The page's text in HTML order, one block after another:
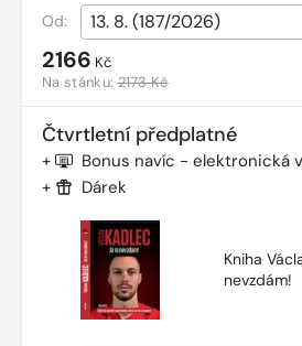
Od:
2166 Kč
Na stánku:2173 Kč
Čtvrtletní předplatné
+ Bonus navíc - elektronická
+ Dárek
Kniha
nevzdám!